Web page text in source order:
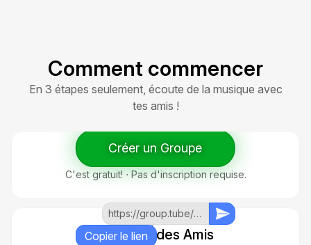
Comment commencer
En 3 étapes seulement, écoute de la musique avec
tes amis !
1. Créer un Groupe
C'est gratuit! ⋅ Pas d'inscription requise.
Créer un Groupe
2. Inviter des Amis
Copier le lien
https://group.tube/group/...